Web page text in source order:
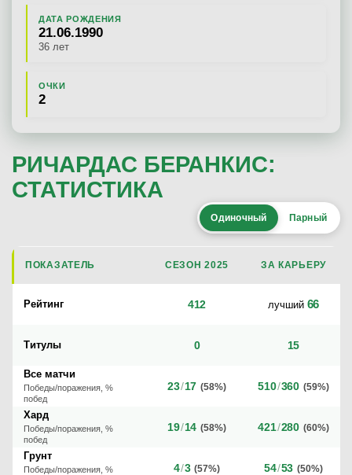
ДАТА РОЖДЕНИЯ
21.06.1990
36 лет
ОЧКИ
2
РИЧАРДАС БЕРАНКИС:
СТАТИСТИКА
Одиночный Парный
ПОКАЗАТЕЛЬ СЕЗОН 2025 ЗА КАРЬЕРУ
Рейтинг 412 лучший 66
Титулы 0 15
Все матчи
Победы/поражения, %
побед
23/17 (58%) 510/360 (59%)
Хард
Победы/поражения, %
побед
19/14 (58%) 421/280 (60%)
Грунт
Победы/поражения, %
4/3 (57%) 54/53 (50%)